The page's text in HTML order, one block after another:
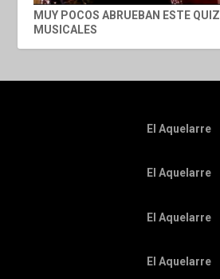
MUY POCOS ABRUEBAN ESTE
MUSICALES
El Aquelarre
El Aquelarre
El Aquelarre
El Aquelarre